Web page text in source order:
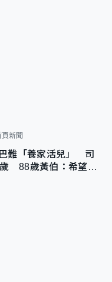
頁新聞
難「養家活兒」 司
88歲黃伯：希望一